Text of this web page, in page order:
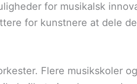
for musikalsk
for kunstnere at dele
Flere musikskoler